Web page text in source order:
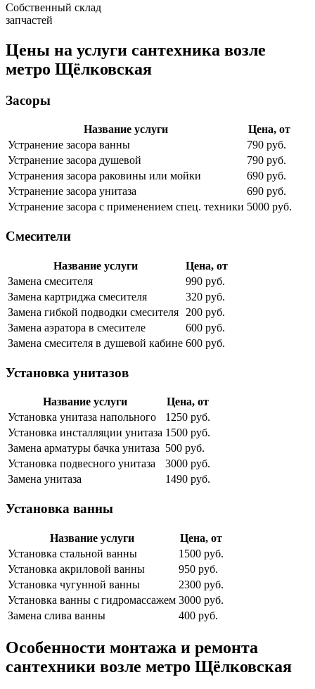
Собственный склад
запчастей
Цены на услуги сантехника возле
метро Щёлковская
Засоры
Название услуги
Цена, от
Устранение засора ванны
790 руб.
Устранение засора душевой
790 руб.
Устранения засора раковины или мойки
690 руб.
Устранение засора унитаза
690 руб.
Устранение засора с применением спец. техники 5000 руб.
Смесители
Название услуги
Цена, от
Замена смесителя
990 руб.
Замена картриджа смесителя
320 руб.
Замена гибкой подводки смесителя
200 руб.
Замена аэратора в смесителе
600 руб.
Замена смесителя в душевой кабине 600 руб.
Установка унитазов
Название услуги
Цена, от
Установка унитаза напольного
1250 руб.
Установка инсталляции унитаза 1500 руб.
Замена арматуры бачка унитаза 500 руб.
Установка подвесного унитаза
3000 руб.
Замена унитаза
1490 руб.
Установка ванны
Название услуги
Цена, от
Установка стальной ванны
1500 руб.
Установка акриловой ванны
950 руб.
Установка чугунной ванны
2300 руб.
Установка ванны с гидромассажем 3000 руб.
Замена слива ванны
400 руб.
Особенности монтажа и ремонта
сантехники возле метро Щёлковская